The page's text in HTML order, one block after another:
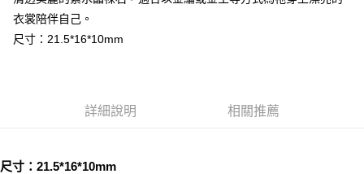
全家取貨付款
每筆NT$80，滿NT$3,000(含以上)免運費
每筆NT$80，滿NT$3,000(含以上)免運費
衣裳陪伴自己。
尺寸：21.5*16*10mm
詳細說明 相關推薦
尺寸：21.5*16*10mm